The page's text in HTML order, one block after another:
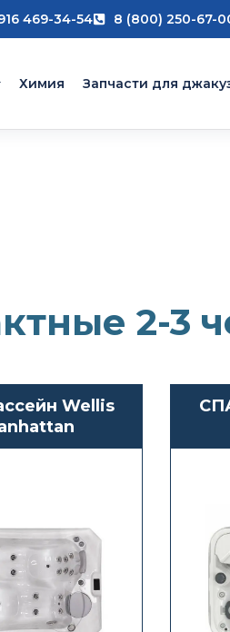
469-34-54 8 (800) 250-67-
Химия Запчасти для
2-3
Wellis